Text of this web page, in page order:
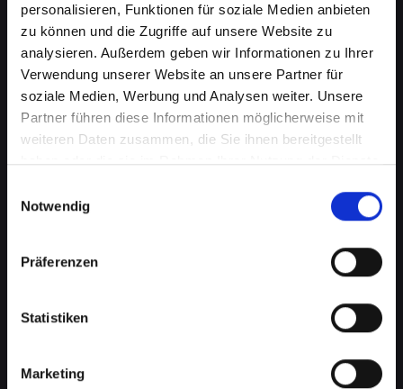
personalisieren, Funktionen für soziale Medien anbieten
zu können und die Zugriffe auf unsere Website zu
analysieren. Außerdem geben wir Informationen zu Ihrer
Verwendung unserer Website an unsere Partner für
soziale Medien, Werbung und Analysen weiter. Unsere
Partner führen diese Informationen möglicherweise mit
weiteren Daten zusammen, die Sie ihnen bereitgestellt
haben oder die sie im Rahmen Ihrer Nutzung der Dienste
Notwendig
Präferenzen
Statistiken
Marketing
Mikrofondefekt bei Ihrem
IPHONE-XS-MAX in Achau?
Lassen Sie es jetzt reparieren
Ein defektes Mikrofon kann Ihre Fähigkeit, an
Telefongesprächen teilzunehmen, erheblich
beeinträchtigen. Dies kann besonders störend
sein, wenn Sie auf Ihr IPHONE-XS-MAX für